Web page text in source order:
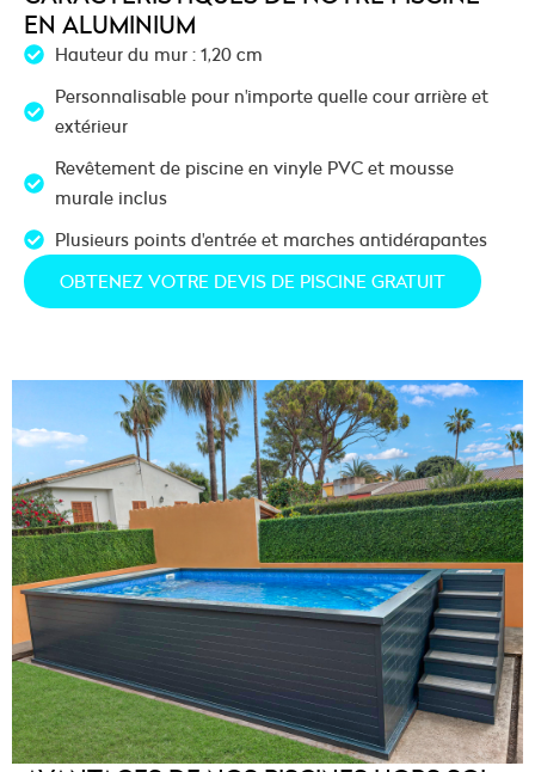
EN ALUMINIUM
Hauteur du mur : 1,20 cm
Personnalisable pour n'importe quelle cour arrière et
extérieur
Revêtement de piscine en vinyle PVC et mousse
murale inclus
Plusieurs points d'entrée et marches antidérapantes
OBTENEZ VOTRE DEVIS DE PISCINE GRATUIT